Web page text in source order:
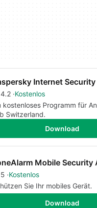
Internet Security
4.2 Kostenlos
kostenloses Programm für
Switzerland.
Download
Mobile
5 Kostenlos
Sie Ihr mobiles Gerät.
Download